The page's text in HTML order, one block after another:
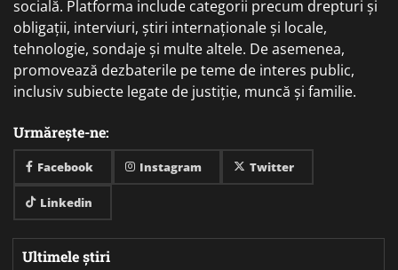
socială. Platforma include categorii precum drepturi și
obligații, interviuri, știri internaționale și locale,
tehnologie, sondaje și multe altele. De asemenea,
promovează dezbaterile pe teme de interes public,
inclusiv subiecte legate de justiție, muncă și familie.
Urmărește-ne:
Facebook Instagram Twitter
Linkedin
Ultimele știri